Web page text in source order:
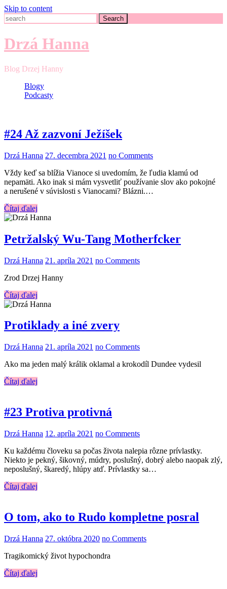
Skip to content
Search
Drzá Hanna
Blog Drzej Hanny
Blogy
Podcasty
#24 Až zazvoní Ježíšek
Drzá Hanna 27. decembra 2021 no Comments
Vždy keď sa blížia Vianoce si uvedomím, že ľudia klamú od
nepamäti. Ako inak si mám vysvetliť používanie slov ako pokojné
a nerušené v súvislosti s Vianocami? Blázni.…
Čítaj ďalej
Petržalský Wu-Tang Motherfcker
Drzá Hanna 21. apríla 2021 no Comments
Zrod Drzej Hanny
Čítaj ďalej
Protiklady a iné zvery
Drzá Hanna 21. apríla 2021 no Comments
Ako ma jeden malý králik oklamal a krokodíl Dundee vydesil
Čítaj ďalej
#23 Protiva protivná
Drzá Hanna 12. apríla 2021 no Comments
Ku každému človeku sa počas života nalepia rôzne prívlastky.
Niekto je pekný, šikovný, múdry, poslušný, dobrý alebo naopak zlý,
neposlušný, škaredý, hlúpy atď. Prívlastky sa…
Čítaj ďalej
O tom, ako to Rudo kompletne posral
Drzá Hanna 27. októbra 2020 no Comments
Tragikomický život hypochondra
Čítaj ďalej